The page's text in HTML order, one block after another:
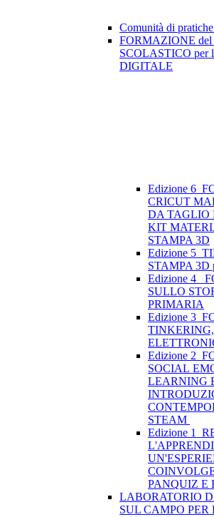
Comunità di
FORMAZIONE
SCOLASTICO per
DIGITALE
Edizione
CRICUT
DA TAGLIO
KIT
STAMPA 3D
Edizione
STAMPA 3D
Edizione 4_
SULLO
PRIMARIA
Edizione
Edizione
SOCIAL
LEARNING
STEAM
Edizione
PANQUIZ E
LABORATORIO
SUL CAMPO PER